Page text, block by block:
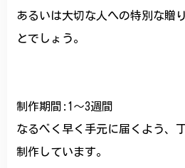
あるいは大切な人への特別な贈
とでしょう。
制作期間:1〜3週間
なるべく早く手元に届くよう、
制作しています。